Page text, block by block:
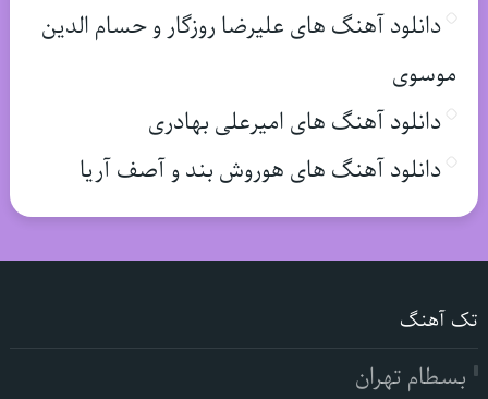
دانلود آهنگ های علیرضا روزگار و حسام الدین
موسوی
دانلود آهنگ های امیرعلی بهادری
دانلود آهنگ های هوروش بند و آصف آریا
تک آهنگ
بسطام تهران